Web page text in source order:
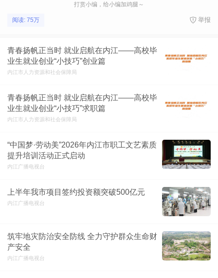
打赏小编，给小编加鸡腿～
阅读: 75万 举报
青春扬帆正当时 就业启航在内江——高校毕
业生就业创业“小技巧”创业篇
内江市人力资源和社会保障局
青春扬帆正当时 就业启航在内江——高校毕
业生就业创业“小技巧”求职篇
内江市人力资源和社会保障局
“中国梦·劳动美”2026年内江市职工文艺素质
提升培训活动正式启动
内江广播电视台
上半年我市项目签约投资额突破500亿元
内江广播电视台
筑牢地灾防治安全防线 全力守护群众生命财
产安全
内江广播电视台